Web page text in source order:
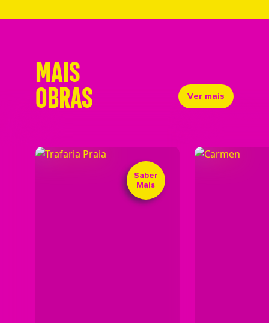
MAIS
OBRAS Ver mais
Saber
Mais